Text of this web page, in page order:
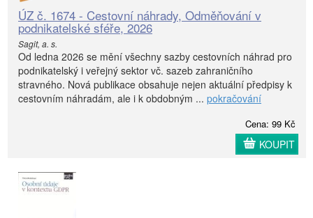
ÚZ č. 1674 - Cestovní náhrady, Odměňování v
podnikatelské sféře, 2026
Sagit, a. s.
Od ledna 2026 se mění všechny sazby cestovních náhrad pro
podnikatelský i veřejný sektor vč. sazeb zahraničního
stravného. Nová publikace obsahuje nejen aktuální předpisy k
cestovním náhradám, ale i k obdobným ... pokračování
Cena: 99 Kč
KOUPIT